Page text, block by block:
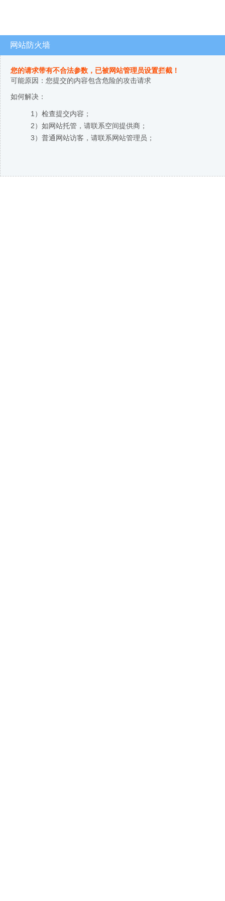
网站防火墙
您的请求带有不合法参数，已被网站管理员设置拦截！
可能原因：您提交的内容包含危险的攻击请求
如何解决：
1）检查提交内容；
2）如网站托管，请联系空间提供商；
3）普通网站访客，请联系网站管理员；